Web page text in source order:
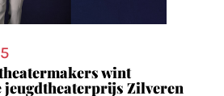
wint
Zilveren